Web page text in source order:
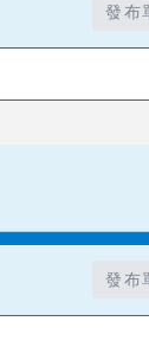
發布
發布